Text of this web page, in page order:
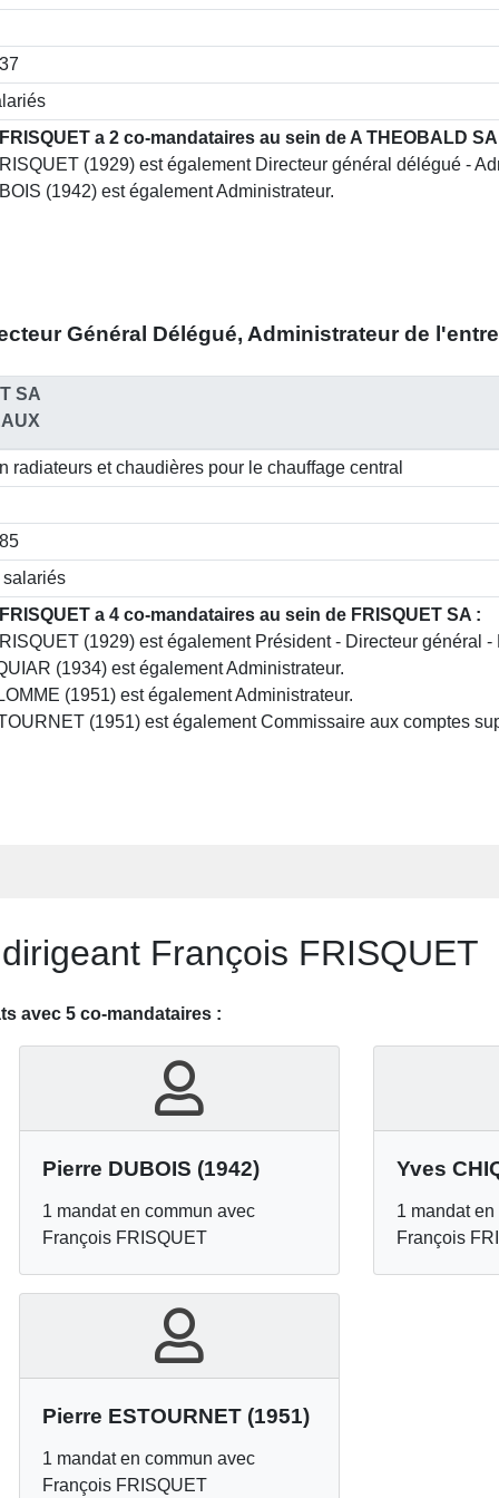
a 2 co-mandataires au sein de A THEOBALD
(1929) est également Directeur général délégué -
(1942) est également Administrateur.
Général Délégué, Administrateurde
SA
radiateurs et chaudières pour le chauffage central
a 4 co-mandataires au sein de FRISQUET SA :
(1929) est également Président - Directeur général -
(1934) est également Administrateur.
(1951) est également Administrateur.
(1951) est également Commissaire aux comptes
François FRISQUET
avec 5 co-mandataires :
Pierre DUBOIS (1942)
1 mandat en commun avec
François FRISQUET
Yves
1 mandat
François
Pierre ESTOURNET (1951)
1 mandat en commun avec
François FRISQUET